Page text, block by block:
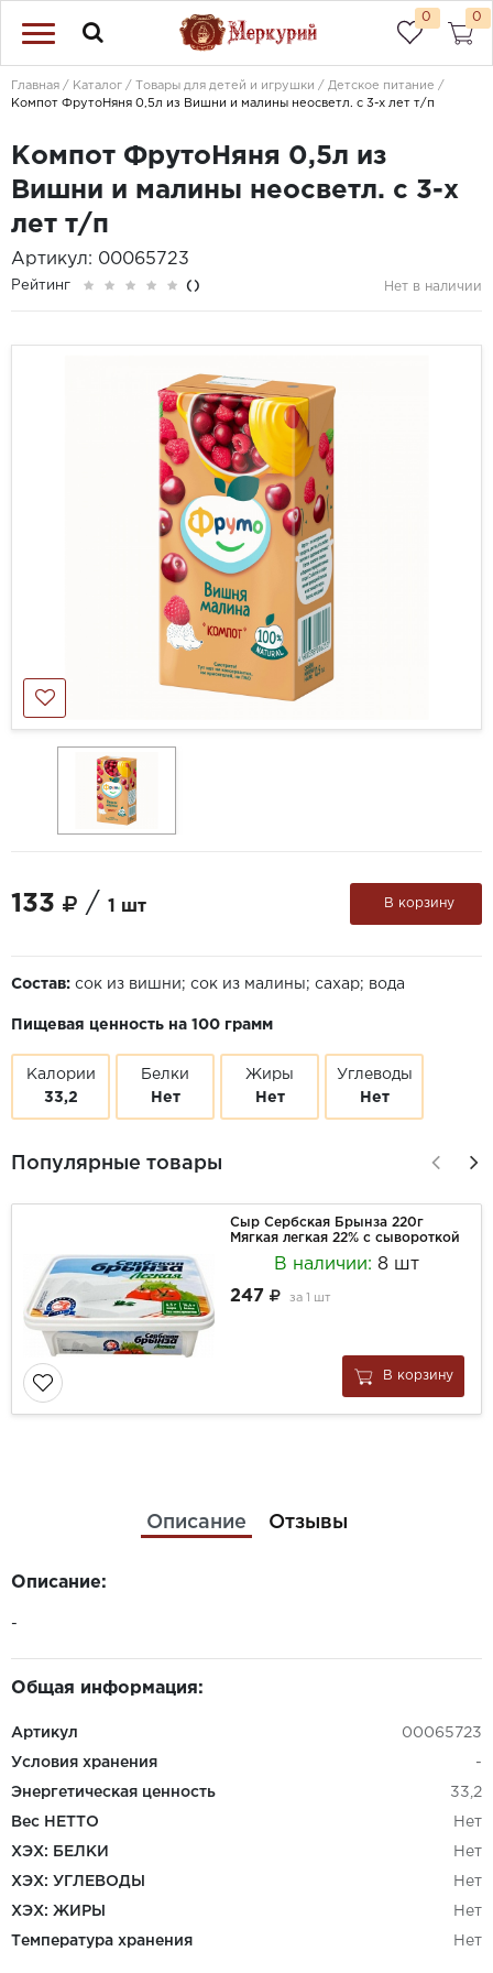
0 0
Главная Каталог Товары для детей и игрушки
Детское питание
Компот ФрутоНяня 0,5л из Вишни и малины неосветл. с 3-х лет т/п
Компот ФрутоНяня 0,5л из
Вишни и малины неосветл. с 3-х
лет т/п
Артикул: 00065723
Рейтинг () Нет в наличии
133 / 1 шт В корзину
Состав: сок из вишни; сок из малины; сахар; вода
Пищевая ценность на 100 грамм
Калории
33,2
Белки
Нет
Жиры
Нет
Углеводы
Нет
Популярные товары
Сыр Сербская Брынза 220г
Мягкая легкая 22% с сывороткой
В наличии:8 шт
247
за 1 шт
В корзину
Описание Отзывы
Описание:
-
Общая информация:
Артикул 00065723
Условия хранения -
Энергетическая ценность 33,2
Вес НЕТТО Нет
ХЭХ: БЕЛКИ Нет
ХЭХ: УГЛЕВОДЫ Нет
ХЭХ: ЖИРЫ Нет
Температура хранения Нет